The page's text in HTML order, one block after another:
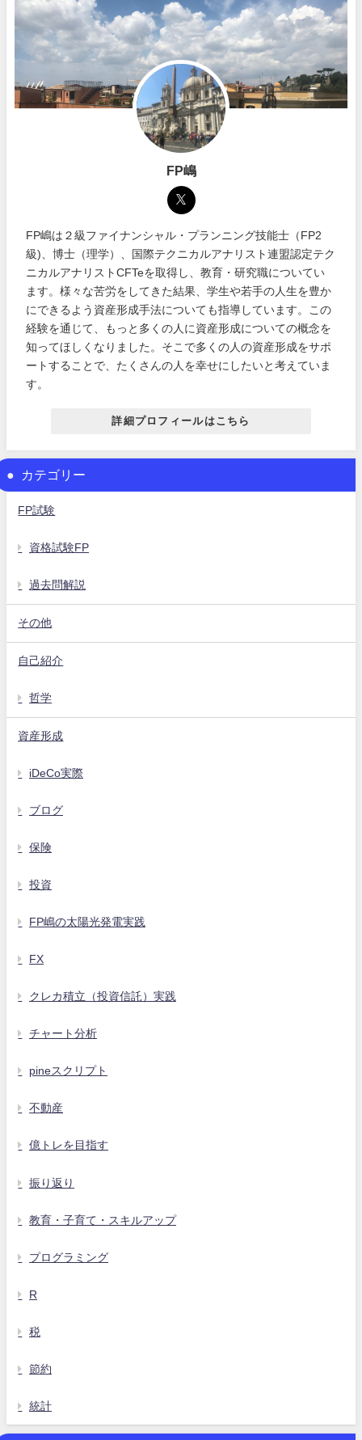
FP嶋
FP嶋は２級ファイナンシャル・プランニング技能士（FP2
級)、博士（理学）、国際テクニカルアナリスト連盟認定テク
ニカルアナリストCFTeを取得し、教育・研究職についてい
ます。様々な苦労をしてきた結果、学生や若手の人生を豊か
にできるよう資産形成手法についても指導しています。この
経験を通じて、もっと多くの人に資産形成についての概念を
知ってほしくなりました。そこで多くの人の資産形成をサポ
ートすることで、たくさんの人を幸せにしたいと考えていま
す。
詳細プロフィールはこちら
カテゴリー
FP試験
資格試験FP
過去問解説
その他
自己紹介
哲学
資産形成
iDeCo実際
ブログ
保険
投資
FP嶋の太陽光発電実践
FX
クレカ積立（投資信託）実践
チャート分析
pineスクリプト
不動産
億トレを目指す
振り返り
教育・子育て・スキルアップ
プログラミング
R
税
節約
統計